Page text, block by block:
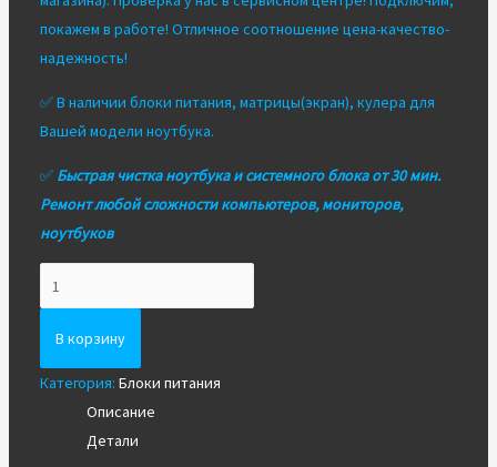
покажем в работе! Отличное соотношение цена-качество-
надежность!
✅ В наличии блоки питания, матрицы(экран), кулера для
Вашей модели ноутбука.
✅ Быстрая чистка ноутбука и системного блока от 30 мин.
Ремонт любой сложности компьютеров, мониторов,
ноутбуков
Блок
питания
для
ноутбука
В корзину
Категория: Блоки питания
Описание
Детали